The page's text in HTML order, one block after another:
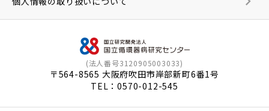
(法人番号3120905003033)
〒564-8565 大阪府吹田市岸部新町6番1号
TEL：0570-012-545